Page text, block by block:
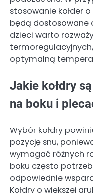
stosowanie kołder
będą dostosowane
dzieci warto
optymalną
Jakie kołdry
na boku i
Wybór kołdry
pozycję snu,
wymagać różnych
boku często
odpowiednie
Kołdry o większej